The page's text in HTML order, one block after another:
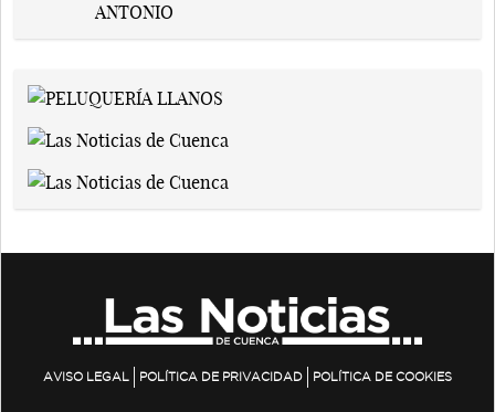
AVISO LEGAL POLÍTICA DE PRIVACIDAD POLÍTICA DE COOKIES